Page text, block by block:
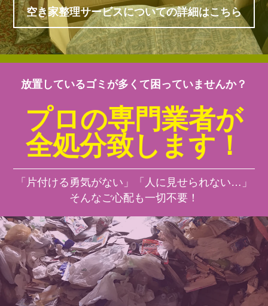
空き家整理サービスについての詳細はこちら
放置しているゴミが多くて困っていませんか？
プロの専門業者が
全処分致します！
「片付ける勇気がない」「人に見せられない…」
そんなご心配も一切不要！